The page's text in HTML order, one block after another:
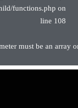
functions.php on
line 108
must be an